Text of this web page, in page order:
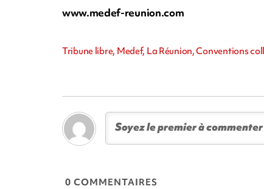
www.medef-reunion.com
Tribune libre, Medef, La Réunion, Conventions
0 COMMENTAIRES